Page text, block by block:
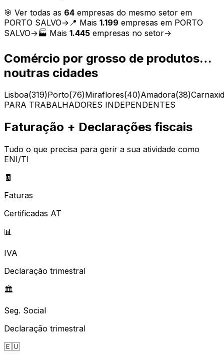
🎯 Ver todas as 64 empresas do mesmo setor em
PORTO SALVO→ 📍 Mais 1.199 empresas em PORTO
SALVO→🏭 Mais 1.445 empresas no setor→
Comércio por grosso de produtos…
noutras cidades
Lisboa(319)Porto(76)Miraflores(40)Amadora(38)
PARA TRABALHADORES INDEPENDENTES
Faturação + Declarações fiscais
Tudo o que precisa para gerir a sua atividade como
ENI/TI
🧾
Faturas
Certificadas AT
📊
IVA
Declaração trimestral
🏛️
Seg. Social
Declaração trimestral
🇪🇺